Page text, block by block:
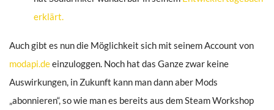
erklärt.
Auch gibt es nun die Möglichkeit sich mit seinem Account von
modapi.deeinzuloggen. Noch hat das Ganze zwar keine
Auswirkungen, in Zukunft kann man dann aber Mods
„abonnieren“, so wie man es bereits aus dem Steam Workshop